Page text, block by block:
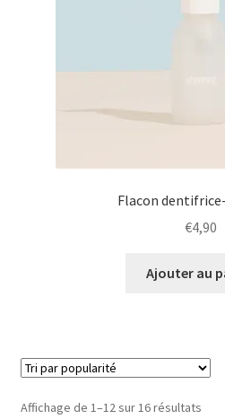
Flacon
€4,90
Ajouter au
Affichage de 1–12 sur 16 résultatsTrié